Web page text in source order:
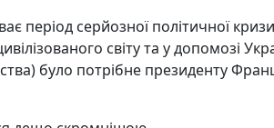
період серйозної політичної
світу та у допомозі
було потрібне президенту